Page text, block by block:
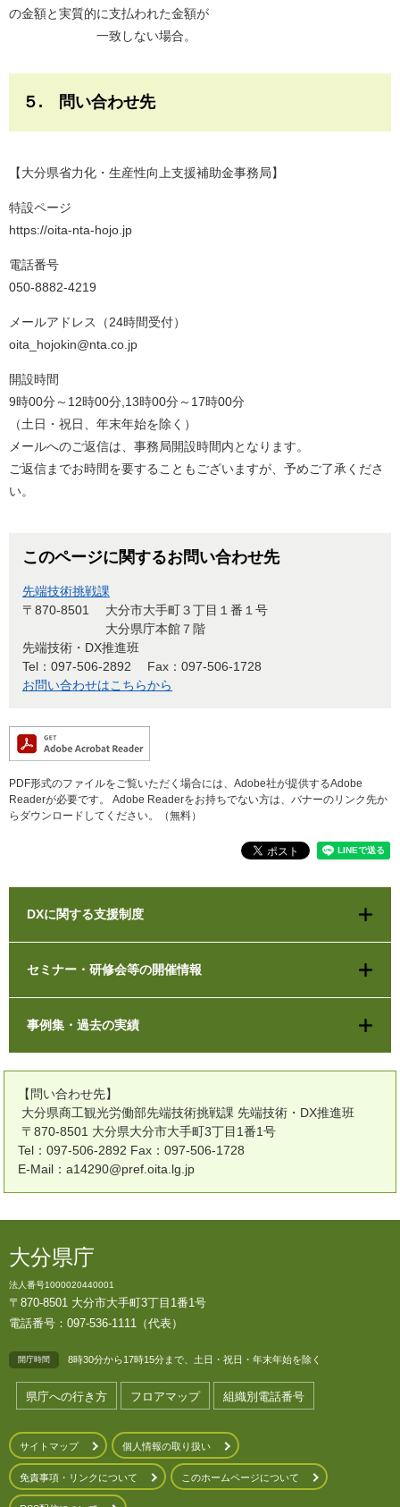
の金額と実質的に支払われた金額が
一致しない場合。
５. 問い合わせ先
【大分県省力化・生産性向上支援補助金事務局】
特設ページ
​https://oita-nta-hojo.jp
電話番号
050-8882-4219
メールアドレス（24時間受付）
oita_hojokin@nta.co.jp
開設時間
9時00分～12時00分,13時00分～17時00分
（土日・祝日、年末年始を除く）
メールへのご返信は、事務局開設時間内となります。
ご返信までお時間を要することもございますが、予めご了承くださ
い。
このページに関するお問い合わせ先
先端技術挑戦課
〒870-8501
大分市大手町３丁目１番１号
大分県庁本館７階
先端技術・DX推進班
Tel：097-506-2892
Fax：097-506-1728
お問い合わせはこちらから
PDF形式のファイルをご覧いただく場合には、Adobe社が提供するAdobe
Readerが必要です。
Adobe Readerをお持ちでない方は、バナーのリンク先か
らダウンロードしてください。（無料）
DXに関する支援制度
セミナー・研修会等の開催情報
事例集・過去の実績
【問い合わせ先】
大分県商工観光労働部先端技術挑戦課 先端技術・DX推進班
〒870-8501 大分県大分市大手町3丁目1番1号
Tel：097-506-2892 Fax：097-506-1728
E-Mail：a14290@pref.oita.lg.jp
大分県庁
法人番号1000020440001
〒870-8501 大分市大手町3丁目1番1号
電話番号：097-536-1111（代表）
開庁時間 8時30分から17時15分まで、土日・祝日・年末年始を除く
県庁への行き方 フロアマップ 組織別電話番号
サイトマップ 個人情報の取り扱い
免責事項・リンクについて このホームページについて